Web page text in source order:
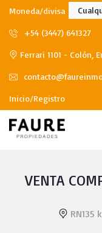
Moneda/divisa
+54 (3447) 641327
Ferrari 1101 - Colón,
Inicio/Registro
VENTA
RN135